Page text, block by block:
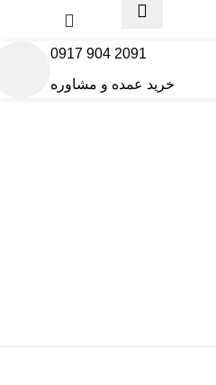
2091 904 0917
خرید عمده و مشاوره